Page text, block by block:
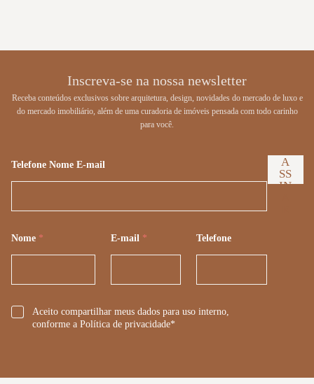
Inscreva-se na nossa newsletter
Receba conteúdos exclusivos sobre arquitetura, design, novidades do mercado de luxo e
do mercado imobiliário, além de uma curadoria de imóveis pensada com todo carinho
para você.
Telefone Nome E-mail
Nome * E-mail * Telefone
*
Aceito compartilhar meus dados para uso interno,
conforme a Política de privacidade*
A
SS
IN